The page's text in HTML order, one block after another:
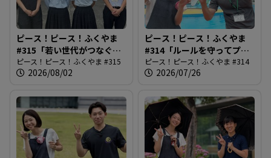
す
る
ピース！ピース！ふくやま
#315「若い世代がつなぐ市
民平和のつどい」
ピース！ピース！ふくやま #315
2026/08/02
ピース！ピース！ふくやま
#314「ルールを守ってプー
ルを楽しもう」
ピース！ピース！ふくやま #314
2026/07/26